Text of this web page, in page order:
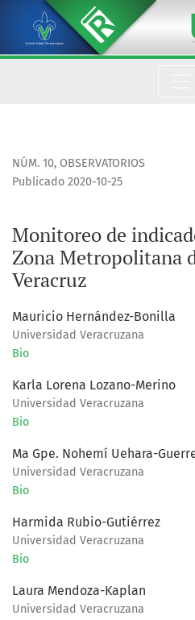
Monitoreo de indicadores
NÚM. 10, OBSERVATORIOS
Monitoreo de
Zona Metropolitana
Veracruz
Publicado 2020-10-25
Mauricio Hernández-Bonilla
Universidad Veracruzana
Bio
Karla Lorena Lozano-Merino
Universidad Veracruzana
Bio
Ma Gpe. Nohemí Uehara-
Universidad Veracruzana
Bio
Harmida Rubio-Gutiérrez
Universidad Veracruzana
Bio
Laura Mendoza-Kaplan
Universidad Veracruzana